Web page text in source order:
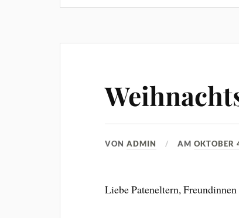
VONADMIN AMOKTOBER
Liebe Pateneltern,